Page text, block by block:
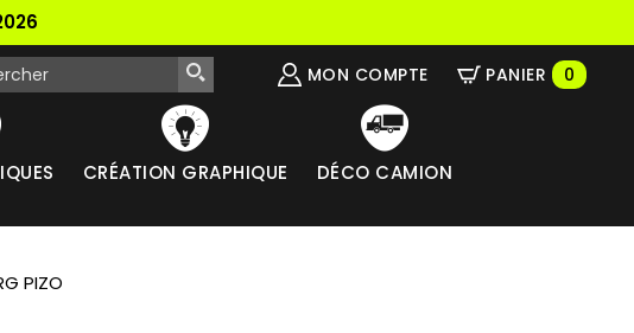
MON COMPTE PANIER 0
CRÉATION GRAPHIQUE DÉCO CAMION
PIZO